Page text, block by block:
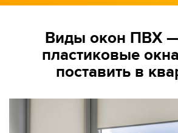
Виды окон ПВХ
пластиковые
поставить в